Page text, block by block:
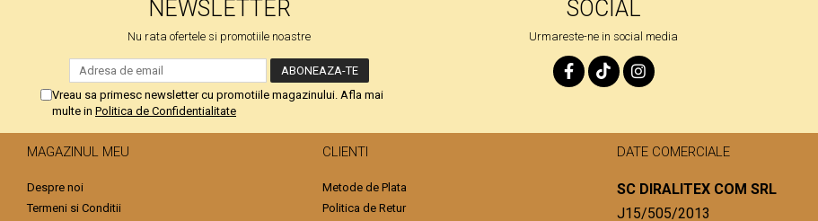
NEWSLETTER
Nu rata ofertele si promotiile noastre
Vreau sa primesc newsletter cu promotiile magazinului. Afla mai
multe in Politica de Confidentialitate
SOCIAL
Urmareste-ne in social media
MAGAZINUL MEU
Despre noi
Termeni si Conditii
CLIENTI
Metode de Plata
Politica de Retur
DATE COMERCIALE
SC DIRALITEX COM SRL
J15/505/2013